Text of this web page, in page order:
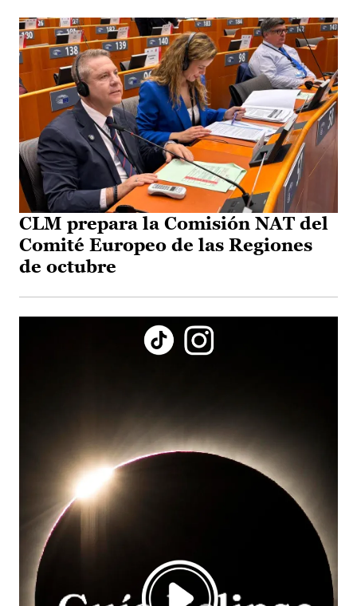
CLM prepara la Comisión NAT del
Comité Europeo de las Regiones
de octubre